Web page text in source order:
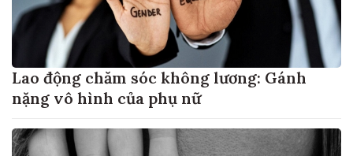
Lao động chăm sóc không lương: Gánh
nặng vô hình của phụ nữ